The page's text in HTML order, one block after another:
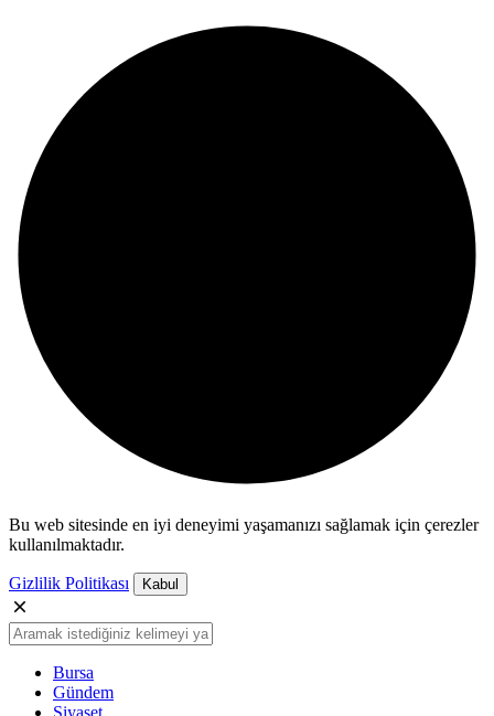
Bu web sitesinde en iyi deneyimi yaşamanızı sağlamak için çerezler
kullanılmaktadır.
Gizlilik Politikası Kabul
Bursa
Gündem
Siyaset